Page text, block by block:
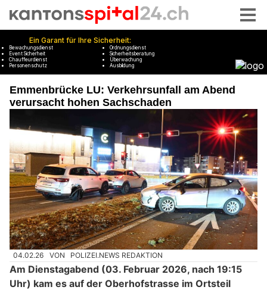
Emmenbrücke LU: Verkehrsunfall am Abend
verursacht hohen Sachschaden
04.02.26 VON POLIZEI.NEWS REDAKTION
Am Dienstagabend (03. Februar 2026, nach 19:15
Uhr) kam es auf der Oberhofstrasse im Ortsteil